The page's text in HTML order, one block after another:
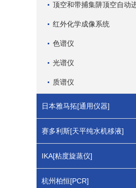
顶空和带捕集阱顶空自动
红外化学成像系统
色谱仪
光谱仪
质谱仪
日本雅马拓[通用仪器]
赛多利斯[天平纯水机移液]
IKA[粘度旋蒸仪]
杭州柏恒[PCR]